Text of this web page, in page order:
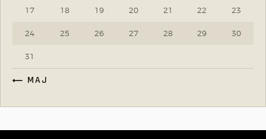
17 18 19 20 21 22 23
24 25 26 27 28 29 30
31
« MAJ